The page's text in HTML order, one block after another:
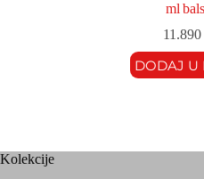
ml
11.890
DODAJ U
Kolekcije